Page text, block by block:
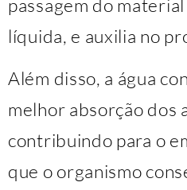
passagem do
líquida, e auxilia no
Além disso, a água
melhor absorção dos
contribuindo para o
que o organismo